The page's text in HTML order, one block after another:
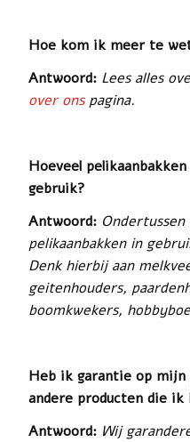
Hoe kom ik meer te
Antwoord: Lees alles
over onspagina.
Hoeveel
gebruik?
Antwoord:
pelikaanbakken in
Denk hierbij aan
geitenhouders,
boomkwekers,
Heb ik garantie op
andere producten die ik
Antwoord: Wij